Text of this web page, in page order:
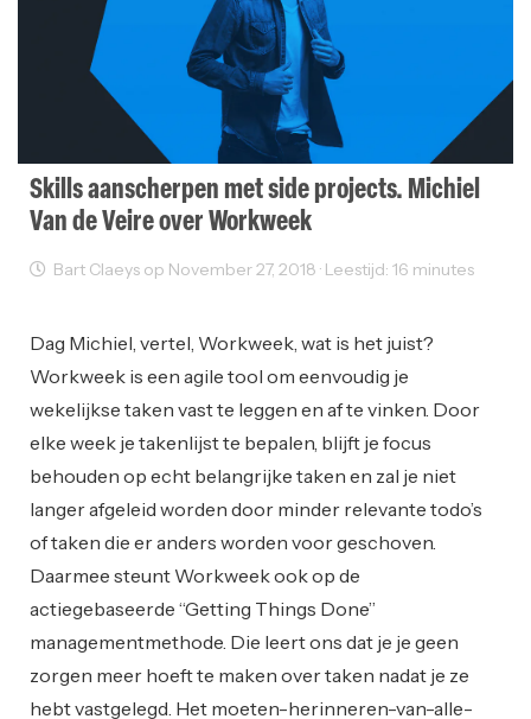
Skills aanscherpen met side projects. Michiel
Van de Veire over Workweek
Bart Claeys op November 27, 2018 · Leestijd: 16 minutes
Dag Michiel, vertel, Workweek, wat is het juist?
Workweek is een agile tool om eenvoudig je
wekelijkse taken vast te leggen en af te vinken. Door
elke week je takenlijst te bepalen, blijft je focus
behouden op echt belangrijke taken en zal je niet
langer afgeleid worden door minder relevante todo’s
of taken die er anders worden voor geschoven.
Daarmee steunt Workweek ook op de
actiegebaseerde “Getting Things Done”
managementmethode. Die leert ons dat je je geen
zorgen meer hoeft te maken over taken nadat je ze
hebt vastgelegd. Het moeten-herinneren-van-alle-